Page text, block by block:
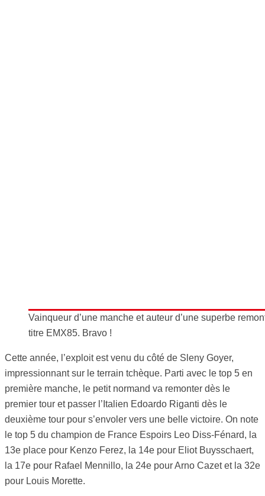
Vainqueur d’une manche et auteur d’une superbe
titre EMX85. Bravo !
Cette année, l’exploit est venu du côté de Sleny Goyer,
impressionnant sur le terrain tchèque. Parti avec le top 5 en
première manche, le petit normand va remonter dès le
premier tour et passer l’Italien Edoardo Riganti dès le
deuxième tour pour s’envoler vers une belle victoire. On note
le top 5 du champion de France Espoirs Leo Diss-Fénard, la
13e place pour Kenzo Ferez, la 14e pour Eliot Buysschaert,
la 17e pour Rafael Mennillo, la 24e pour Arno Cazet et la 32e
pour Louis Morette.